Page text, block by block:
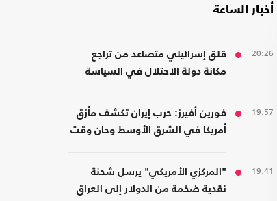
أخبار الساعة
20:26
قلق إسرائيلي متصاعد من تراجع
مكانة دولة الاحتلال في السياسة
19:57
فورين أفيرز: حرب إيران تكشف مأزق
أمريكا في الشرق الأوسط وحان وقت
19:41
"المركزي الأمريكي" يرسل شحنة
نقدية ضخمة من الدولار إلى العراق